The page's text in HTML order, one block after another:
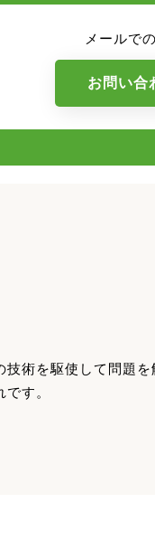
メールで
お問い合
術を駆使して問題を
す。